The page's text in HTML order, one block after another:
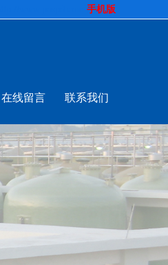
手机版
在线留言 联系我们